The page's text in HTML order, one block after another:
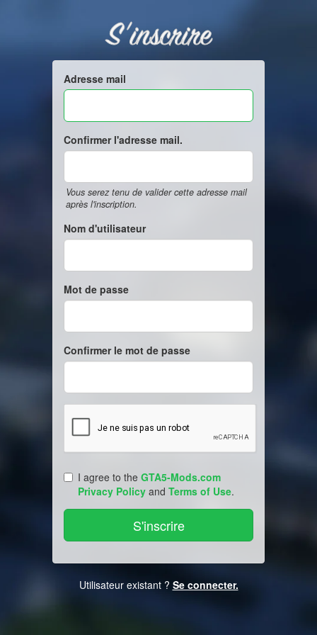
S'inscrire
Adresse mail
Confirmer l'adresse mail.
Vous serez tenu de valider cette adresse mail
après l'inscription.
Nom d'utilisateur
Mot de passe
Confirmer le mot de passe
I agree to the GTA5-Mods.com
Privacy Policy and Terms of Use.
Utilisateur existant ? Se connecter.